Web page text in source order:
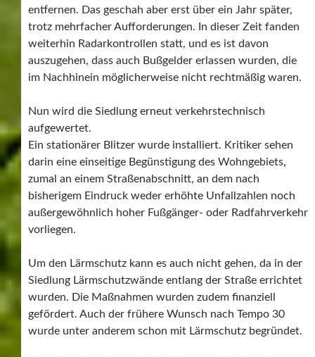
entfernen. Das geschah aber erst über ein Jahr später,
trotz mehrfacher Aufforderungen. In dieser Zeit fanden
weiterhin Radarkontrollen statt, und es ist davon
auszugehen, dass auch Bußgelder erlassen wurden, die
im Nachhinein möglicherweise nicht rechtmäßig waren.
Nun wird die Siedlung erneut verkehrstechnisch
aufgewertet.
Ein stationärer Blitzer wurde installiert. Kritiker sehen
darin eine einseitige Begünstigung des Wohngebiets,
zumal an einem Straßenabschnitt, an dem nach
bisherigem Eindruck weder erhöhte Unfallzahlen noch
außergewöhnlich hoher Fußgänger- oder Radfahrverkehr
vorliegen.
Um den Lärmschutz kann es auch nicht gehen, da in der
Siedlung Lärmschutzwände entlang der Straße errichtet
wurden. Die Maßnahmen wurden zudem finanziell
gefördert. Auch der frühere Wunsch nach Tempo 30
wurde unter anderem schon mit Lärmschutz begründet.